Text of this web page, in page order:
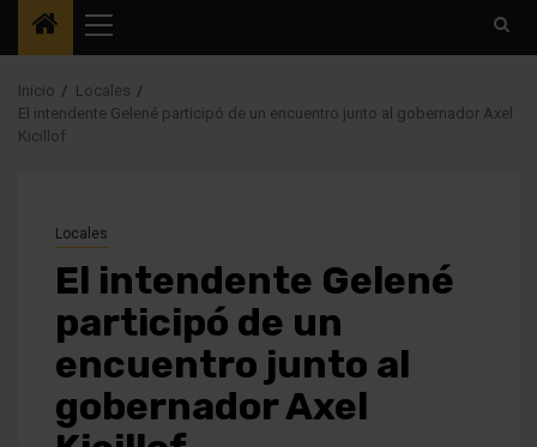
Menú
principal
Inicio
Locales
El intendente Gelené participó de un encuentro junto al gobernador Axel
Kicillof
Locales
El intendente Gelené
participó de un
encuentro junto al
gobernador Axel